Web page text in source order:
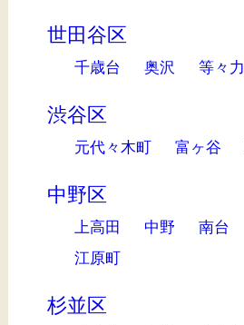
世田谷区
千歳台 奥沢 等々力
渋谷区
元代々木町 富ヶ谷
中野区
上高田 中野 南台
江原町
杉並区